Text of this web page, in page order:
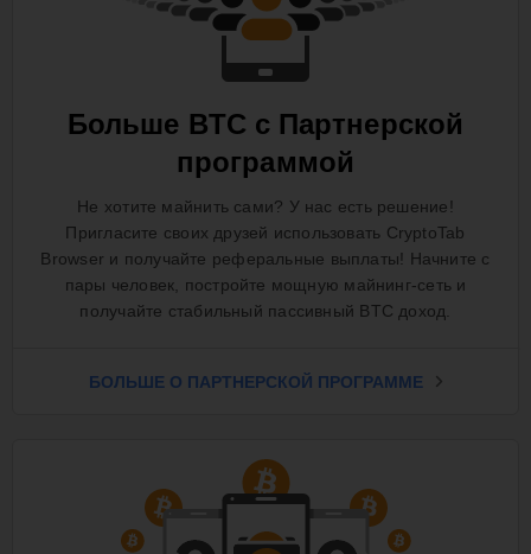
Больше BTC с Партнерской
программой
Не хотите майнить сами? У нас есть решение!
Пригласите своих друзей использовать CryptoTab
Browser и получайте реферальные выплаты! Начните с
пары человек, постройте мощную майнинг-сеть и
получайте стабильный пассивный BTC доход.
БОЛЬШЕ О ПАРТНЕРСКОЙ ПРОГРАММЕ